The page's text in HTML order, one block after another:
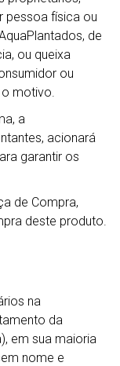
pessoa física ou
de
ou queixa
ou
motivo.
a
acionará
garantir os
de Compra,
deste produto.
na
da
em sua maioria
nome e